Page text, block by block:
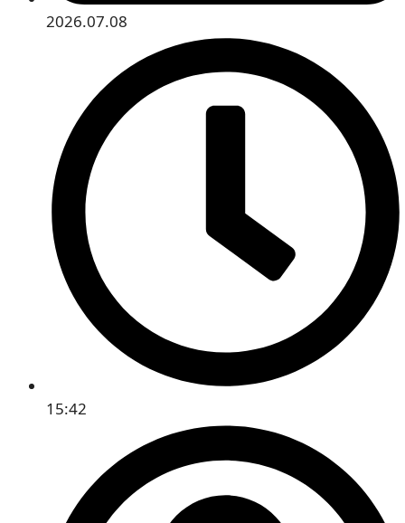
2026.07.08
15:42